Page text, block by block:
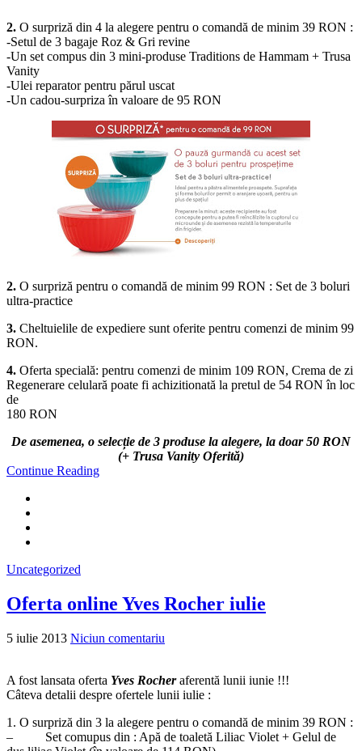
2. O surpriză din 4 la alegere pentru o comandă de minim 39 RON :
-Setul de 3 bagaje Roz & Gri revine
-Un set compus din 3 mini-produse Traditions de Hammam + Trusa
Vanity
-Ulei reparator pentru părul uscat
-Un cadou-surpriza în valoare de 95 RON
2. O surpriză pentru o comandă de minim 99 RON : Set de 3 boluri
ultra-practice
3. Cheltuielile de expediere sunt oferite pentru comenzi de minim 99
RON.
4. Oferta specială: pentru comenzi de minim 109 RON, Crema de zi
Regenerare celulară poate fi achizitionată la pretul de 54 RON în loc
de
180 RON
De asemenea, o selecție de 3 produse la alegere, la doar 50 RON
(+ Trusa Vanity Oferită)
Continue Reading
Uncategorized
Oferta online Yves Rocher iulie
5 iulie 2013 Niciun comentariu
A fost lansata oferta Yves Rocheraferentă lunii iunie !!!
Câteva detalii despre ofertele lunii iulie :
1. O surpriză din 3 la alegere pentru o comandă de minim 39 RON :
– Set comupus din : Apă de toaletă Liliac Violet + Gelul de